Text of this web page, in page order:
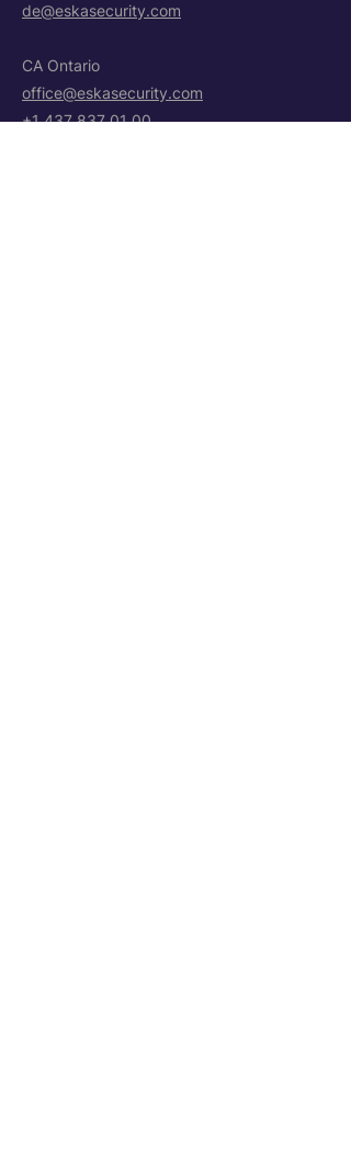
de@eskasecurity.com
CA Ontario
office@eskasecurity.com
+1 437 837 01 00